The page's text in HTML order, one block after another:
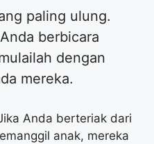
paling ulung.
berbicara
dengan
mereka.
Anda berteriak dari
anak, mereka